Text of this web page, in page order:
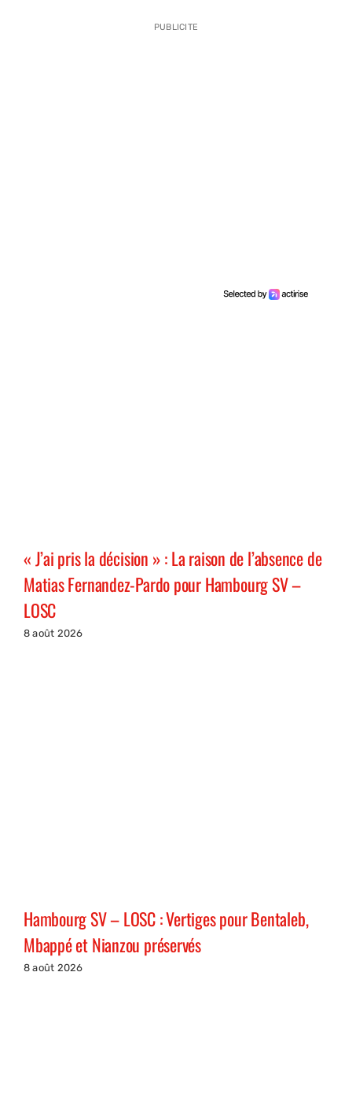
PUBLICITE
« J’ai pris la décision » : La raison de l’absence de
Matias Fernandez-Pardo pour Hambourg SV –
LOSC
8 août 2026
Hambourg SV – LOSC : Vertiges pour Bentaleb,
Mbappé et Nianzou préservés
8 août 2026